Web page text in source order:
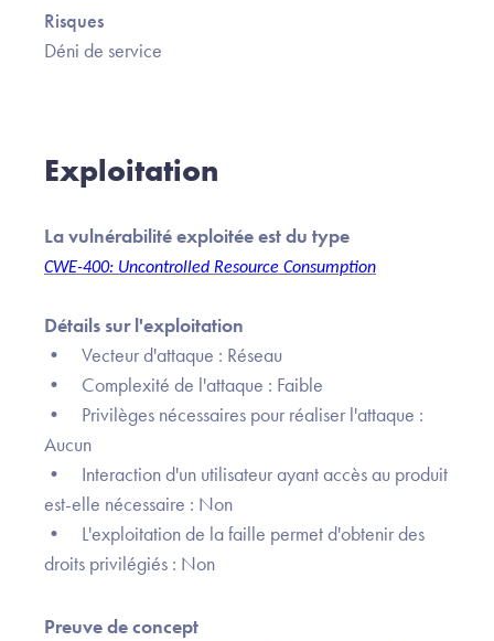
Risques
Déni de service
Exploitation
La vulnérabilité exploitée est du type
CWE-400: Uncontrolled Resource Consumption
Détails sur l'exploitation
• Vecteur d'attaque : Réseau
• Complexité de l'attaque : Faible
• Privilèges nécessaires pour réaliser l'attaque :
Aucun
• Interaction d'un utilisateur ayant accès au produit
est-elle nécessaire : Non
• L'exploitation de la faille permet d'obtenir des
droits privilégiés : Non
Preuve de concept